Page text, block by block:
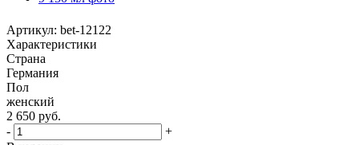
Артикул: bet-12122
Характеристики
Страна
Германия
Пол
женский
2 650 руб.
-
+